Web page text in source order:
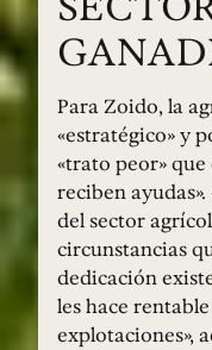
Para Zoido, la
«estratégico» y
«trato peor»
reciben
del sector
circunstancias
dedicación
les hace
explotaciones»,